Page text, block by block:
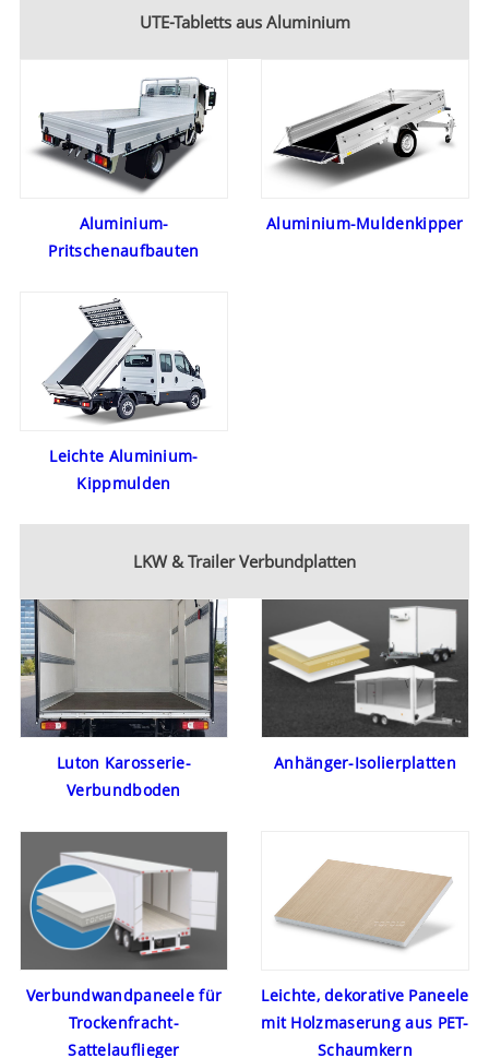
UTE-Tabletts aus Aluminium
Aluminium-
Pritschenaufbauten
Aluminium-Muldenkipper
Leichte Aluminium-
Kippmulden
LKW & Trailer Verbundplatten
Luton Karosserie-
Verbundboden
Anhänger-Isolierplatten
Verbundwandpaneele für
Trockenfracht-
Sattelauflieger
Leichte, dekorative Paneele
mit Holzmaserung aus PET-
Schaumkern